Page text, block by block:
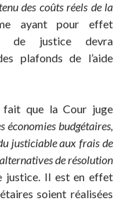
des coûts réels de la
ayant pour effet
de justice devra
plafonds de l’aide
fait que la Cour juge
économies budgétaires,
justiciable aux frais de
de résolution
justice. Il est en effet
soient réalisées